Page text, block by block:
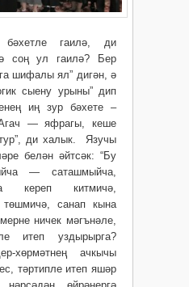
гаилә, ди
соң ул гаилә? Бер
шифалы ял” дигән, ә
сыену урыны” дип
иң зур бәхете –
— яфрагы, кеше
ди халык. Язучы
белән әйтсәк: “Бу
— саташмыйча,
кереп китмичә,
төшмичә, санап кына
ничек мәгънәле,
итеп уздырырга?
хөрмәтнең ачкычы
тәртипле итеп яшәр